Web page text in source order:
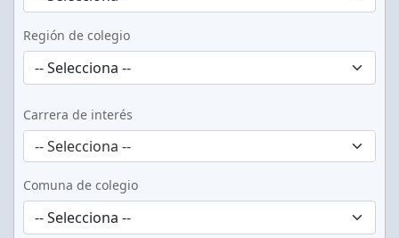
Región de colegio
Carrera de interés
-- Selecciona --
Comuna de colegio